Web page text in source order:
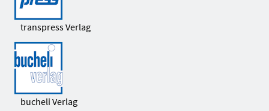
transpress Verlag
bucheli Verlag